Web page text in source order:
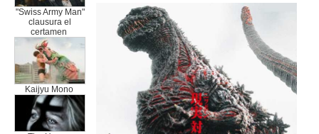
"Swiss Army Man"
clausura el
certamen
Kaijyu Mono